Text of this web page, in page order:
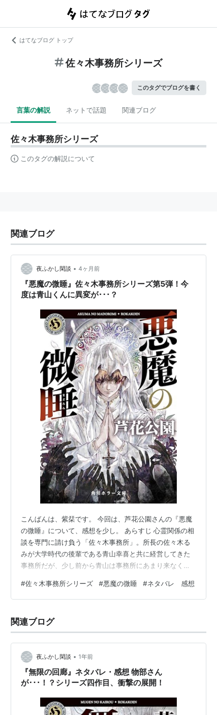
はてなブログ トップ
佐々木事務所シリーズ
このタグでブログを書く
言葉の解説 ネットで話題 関連ブログ
佐々木事務所シリーズ
このタグの解説について
関連ブログ
夜ふかし閑談 • 4ヶ月前
『悪魔の微睡』佐々木事務所シリーズ第5弾！今
度は青山くんに異変が･･･？
こんばんは、紫栞です。 今回は、芦花公園さんの『悪魔
の微睡』について、感想を少し。 あらすじ 心霊関係の相
談を専門に請け負う「佐々木事務所」。所長の佐々木る
みが大学時代の後輩である青山幸喜と共に経営してきた
事務所だが、少し前から青山は事務所にあまり来なくな
し方が厳しく容赦のないものになり、正しいけれど優し
さがない。人を遠ざけるような態度をとるようになっ
のチャンネルは奇妙に数字が伸びているらしい。 青山が
おかしくなってしまったのは何故なのか？ るみは雇い入
#佐々木事務所シリーズ #悪魔の微睡 #ネタバレ 感想
関連ブログ
夜ふかし閑談 • 1年前
『無限の回廊』ネタバレ・感想 物部さん
が･･･！？シリーズ四作目、衝撃の展開！